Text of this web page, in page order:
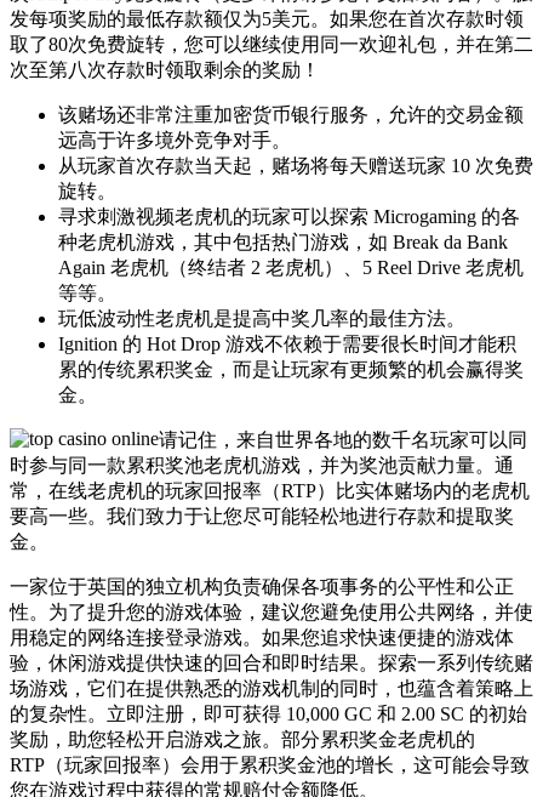
发每项奖励的最低存款额仅为5美元。如果您在首次存款时领
取了80次免费旋转，您可以继续使用同一欢迎礼包，并在第二
次至第八次存款时领取剩余的奖励！
该赌场还非常注重加密货币银行服务，允许的交易金额
远高于许多境外竞争对手。
从玩家首次存款当天起，赌场将每天赠送玩家 10 次免费
旋转。
寻求刺激视频老虎机的玩家可以探索 Microgaming 的各
种老虎机游戏，其中包括热门游戏，如 Break da Bank
Again 老虎机（终结者 2 老虎机）、5 Reel Drive 老虎机
等等。
玩低波动性老虎机是提高中奖几率的最佳方法。
Ignition 的 Hot Drop 游戏不依赖于需要很长时间才能积
累的传统累积奖金，而是让玩家有更频繁的机会赢得奖
金。
请记住，来自世界各地的数千名玩家可以同
时参与同一款累积奖池老虎机游戏，并为奖池贡献力量。通
常，在线老虎机的玩家回报率（RTP）比实体赌场内的老虎机
要高一些。我们致力于让您尽可能轻松地进行存款和提取奖
金。
一家位于英国的独立机构负责确保各项事务的公平性和公正
性。为了提升您的游戏体验，建议您避免使用公共网络，并使
用稳定的网络连接登录游戏。如果您追求快速便捷的游戏体
验，休闲游戏提供快速的回合和即时结果。探索一系列传统赌
场游戏，它们在提供熟悉的游戏机制的同时，也蕴含着策略上
的复杂性。立即注册，即可获得 10,000 GC 和 2.00 SC 的初始
奖励，助您轻松开启游戏之旅。部分累积奖金老虎机的
RTP（玩家回报率）会用于累积奖金池的增长，这可能会导致
您在游戏过程中获得的常规赔付金额降低。